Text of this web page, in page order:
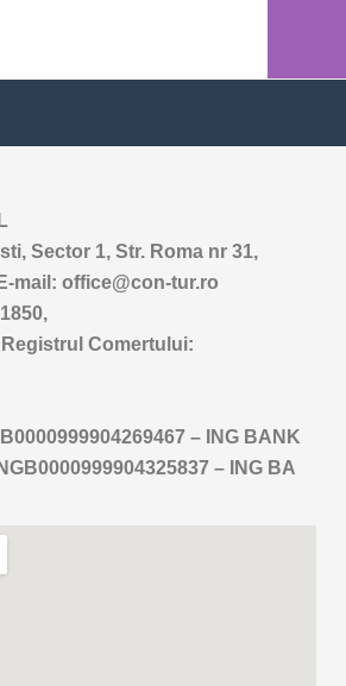
Sector 1, Str. Roma nr 31,
mail: office@con-tur.ro
Comertului:
– ING BANK
– ING BA